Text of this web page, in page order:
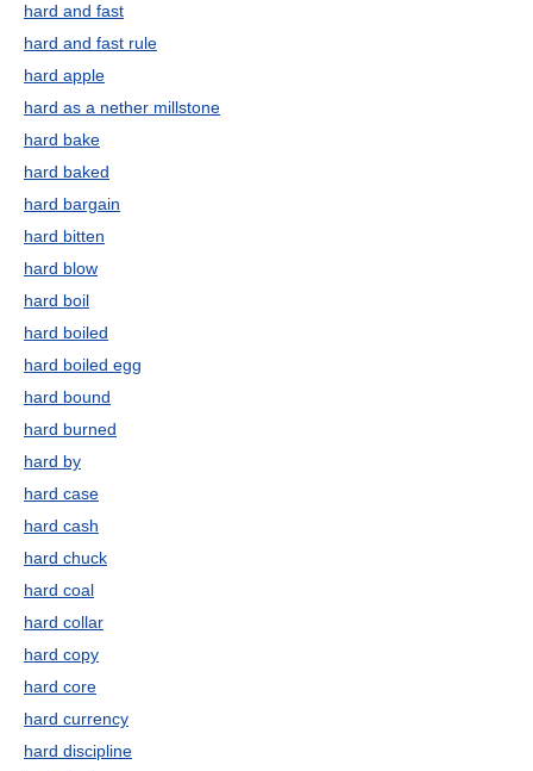
hard and fast
hard and fast rule
hard apple
hard as a nether millstone
hard bake
hard baked
hard bargain
hard bitten
hard blow
hard boil
hard boiled
hard boiled egg
hard bound
hard burned
hard by
hard case
hard cash
hard chuck
hard coal
hard collar
hard copy
hard core
hard currency
hard discipline